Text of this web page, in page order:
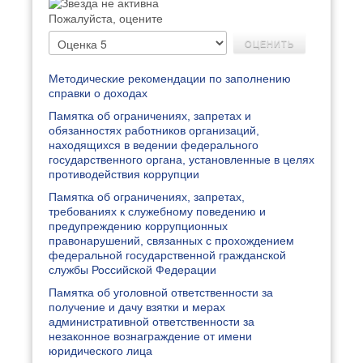
Пожалуйста, оцените
Методические рекомендации по заполнению
справки о доходах
Памятка об ограничениях, запретах и
обязанностях работников организаций,
находящихся в ведении федерального
государственного органа, установленные в целях
противодействия коррупции
Памятка об ограничениях, запретах,
требованиях к служебному поведению и
предупреждению коррупционных
правонарушений, связанных с прохождением
федеральной государственной гражданской
службы Российской Федерации
Памятка об уголовной ответственности за
получение и дачу взятки и мерах
административной ответственности за
незаконное вознаграждение от имени
юридического лица